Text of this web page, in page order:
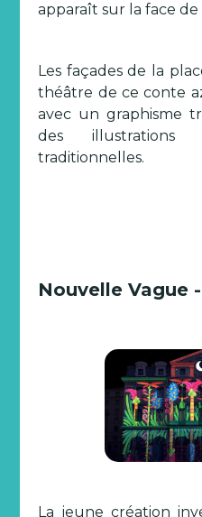
apparaît sur la face de
Les façades de la
théâtre de ce conte
avec un graphisme
des illustrations
traditionnelles.
Nouvelle Vague
La jeune création